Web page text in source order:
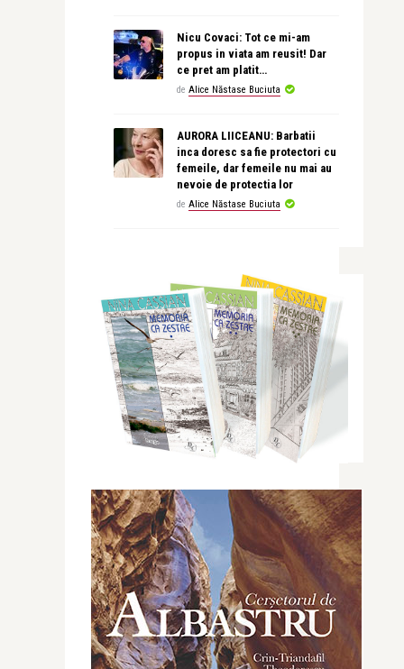
Nicu Covaci: Tot ce mi-am
propus in viata am reusit! Dar
ce pret am platit…
de Alice Năstase Buciuta
AURORA LIICEANU: Barbatii
inca doresc sa fie protectori cu
femeile, dar femeile nu mai au
nevoie de protectia lor
de Alice Năstase Buciuta